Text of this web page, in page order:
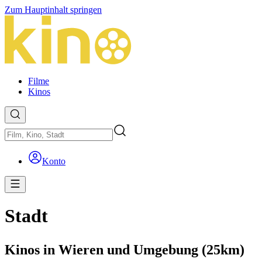
Zum Hauptinhalt springen
Filme
Kinos
Konto
Stadt
Kinos in Wieren und Umgebung (25km)